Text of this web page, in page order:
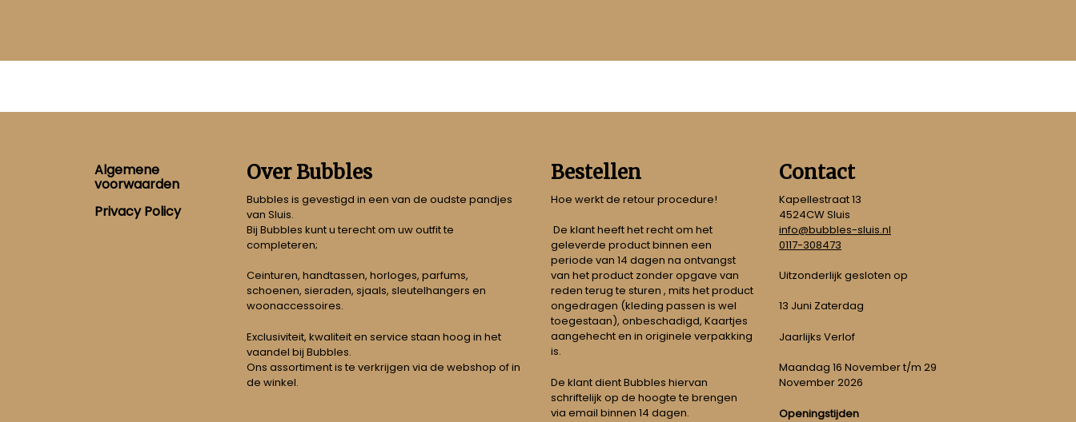
Footer
Algemene
voorwaarden
Privacy Policy
Over Bubbles
Bubbles is gevestigd in een van de oudste pandjes
van Sluis.
Bij Bubbles kunt u terecht om uw outfit te
completeren;
Ceinturen, handtassen, horloges, parfums,
schoenen, sieraden, sjaals, sleutelhangers en
woonaccessoires.
Exclusiviteit, kwaliteit en service staan hoog in het
vaandel bij Bubbles.
Ons assortiment is te verkrijgen via de webshop of in
de winkel.
Bestellen
Hoe werkt de retour procedure!
De klant heeft het recht om het
geleverde product binnen een
periode van 14 dagen na ontvangst
van het product zonder opgave van
reden terug te sturen , mits het product
ongedragen (kleding passen is wel
toegestaan), onbeschadigd, Kaartjes
aangehecht en in originele verpakking
is.
De klant dient Bubbles hiervan
schriftelijk op de hoogte te brengen
via email binnen 14 dagen.
Contact
Kapellestraat 13
4524CW Sluis
info@bubbles-sluis.nl
0117-308473
Uitzonderlijk gesloten op
13 Juni Zaterdag
Jaarlijks Verlof
Maandag 16 November t/m 29
November 2026
Openingstijden